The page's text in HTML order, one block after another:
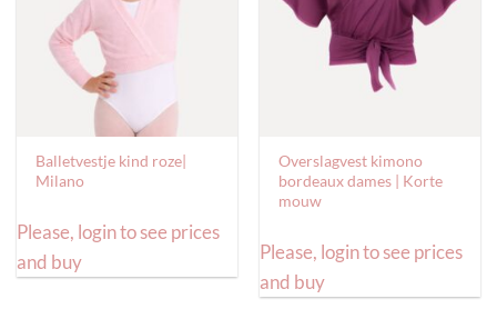
Balletvestje kind roze|
Milano
Please, login to see prices
and buy
Overslagvest kimono
bordeaux dames | Korte
mouw
Please, login to see prices
and buy